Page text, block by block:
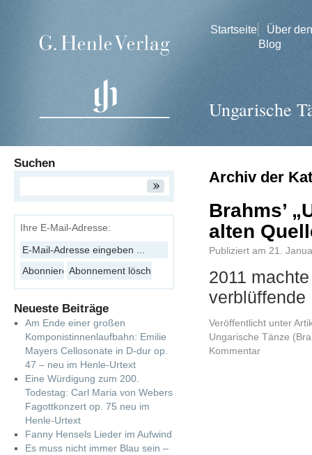
Startseite
Über den
Blog
Ungarische
Archiv der
Brahms’
alten
Publiziert am 21.
2011
Veröffentlicht unter
Ungarische Tänze
Kommentar
Suchen
Ihre E-Mail-Adresse:
Neueste Beiträge
Am Ende einer großen
Komponistinnenlaufbahn: Emilie
Mayers Cellosonate in D-dur op.
47 – neu im Henle-Urtext
Eine Würdigung zum 200.
Todestag: Carl Maria von Webers
Fagottkonzert op. 75 neu im
Henle-Urtext
Fanny Hensels Lieder im Aufwind
Es muss nicht immer Blau sein –